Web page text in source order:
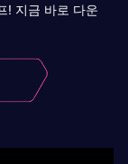
! 지금 바로 다운